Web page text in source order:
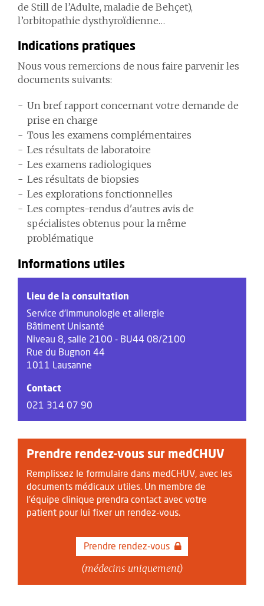
de Still de l’Adulte, maladie de Behçet),
l’orbitopathie dysthyroïdienne…
Indications pratiques
Nous vous remercions de nous faire parvenir les
documents suivants:
Un bref rapport concernant votre demande de
prise en charge
Tous les examens complémentaires
Les résultats de laboratoire
Les examens radiologiques
Les résultats de biopsies
Les explorations fonctionnelles
Les comptes-rendus d'autres avis de
spécialistes obtenus pour la même
problématique
Informations utiles
Lieu de la consultation
Service d'immunologie et allergie
Bâtiment Unisanté
Niveau 8, salle 2100 - BU44 08/2100
Rue du Bugnon 44
1011 Lausanne
Contact
021 314 07 90
Prendre rendez-vous sur medCHUV
Remplissez le formulaire dans medCHUV, avec les
documents médicaux utiles. Un membre de
l'équipe clinique prendra contact avec votre
patient pour lui fixer un rendez-vous.
Prendre rendez-vous
(médecins uniquement)